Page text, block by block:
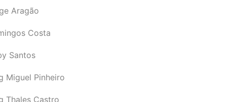
Aragão
Costa
Santos
Miguel Pinheiro
Thales Castro